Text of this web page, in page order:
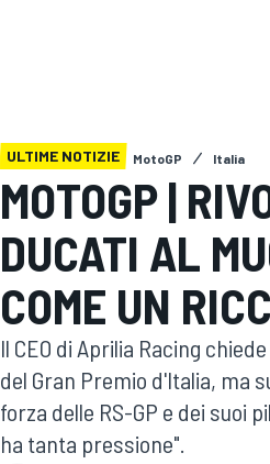
WRC
ULTIME NOTIZIE MotoGP Italia
MOTOGP |
DUCATI AL
COME UN
Il CEO di Aprilia Racing
del Gran Premio d'Italia, ma
forza delle RS-GP e dei suoi
ha tanta pressione".